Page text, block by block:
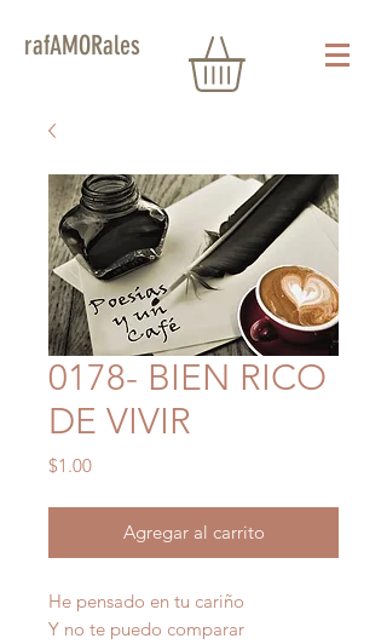
rafAMORales
0178- BIEN RICO
DE VIVIR
$1.00Precio
Agregar al carrito
He pensado en tu cariño
Y no te puedo comparar